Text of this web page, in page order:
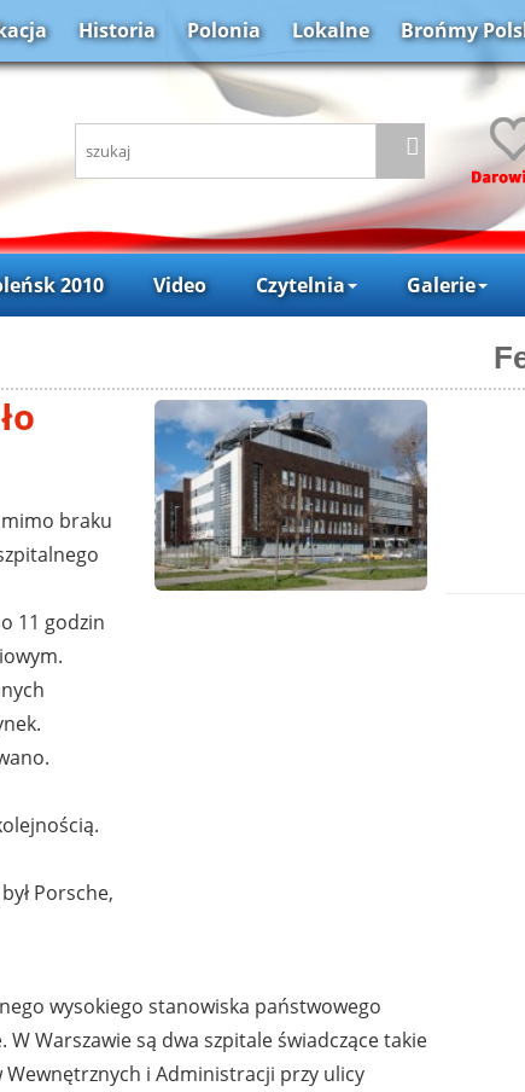
Historia Polonia Lokalne Brońmy
2010 Video Czytelnia Galerie
braku
11 godzin
Porsche,
wysokiego stanowiska państwowego
Warszawie są dwa szpitale świadczące takie
Wewnętrznych i Administracji przy ulicy